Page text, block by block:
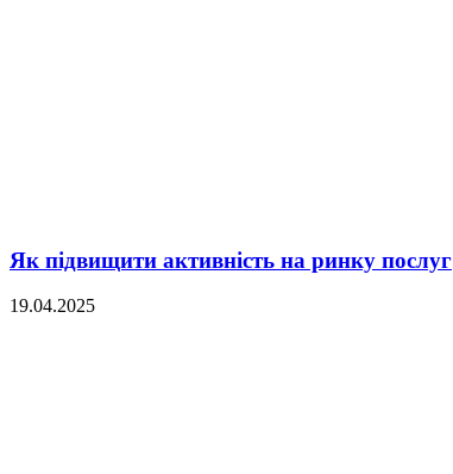
Як підвищити активність на ринку послуг
19.04.2025